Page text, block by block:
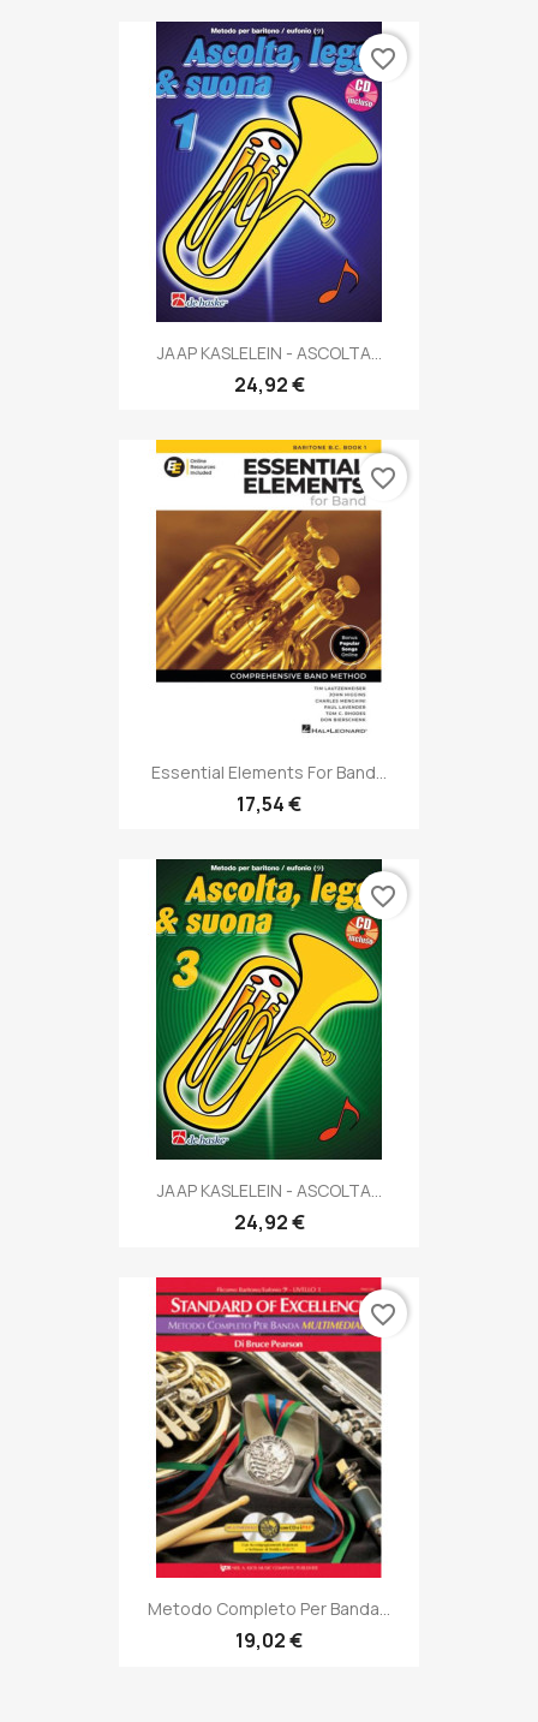
JAAP KASLELEIN - ASCOLTA...
24,92 €
favorite_border
Essential Elements For Band...
17,54 €
favorite_border
JAAP KASLELEIN - ASCOLTA...
24,92 €
favorite_border
Metodo Completo Per Banda...
19,02 €
favorite_border